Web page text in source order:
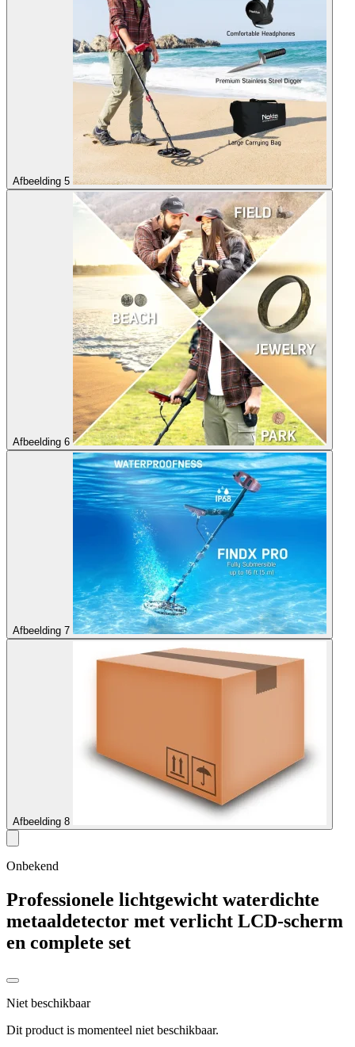
Afbeelding 5
Afbeelding 6
Afbeelding 7
Afbeelding 8
Onbekend
Professionele lichtgewicht waterdichte
metaaldetector met verlicht LCD-scherm
en complete set
Niet beschikbaar
Dit product is momenteel niet beschikbaar.